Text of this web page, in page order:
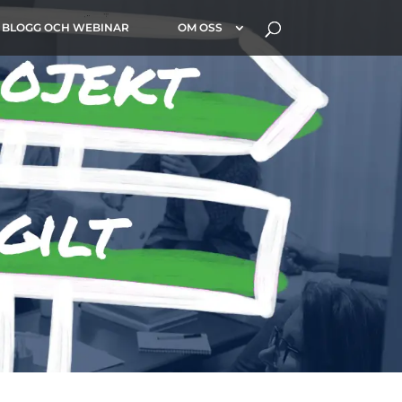
BLOGG OCH WEBINAR OM OSS